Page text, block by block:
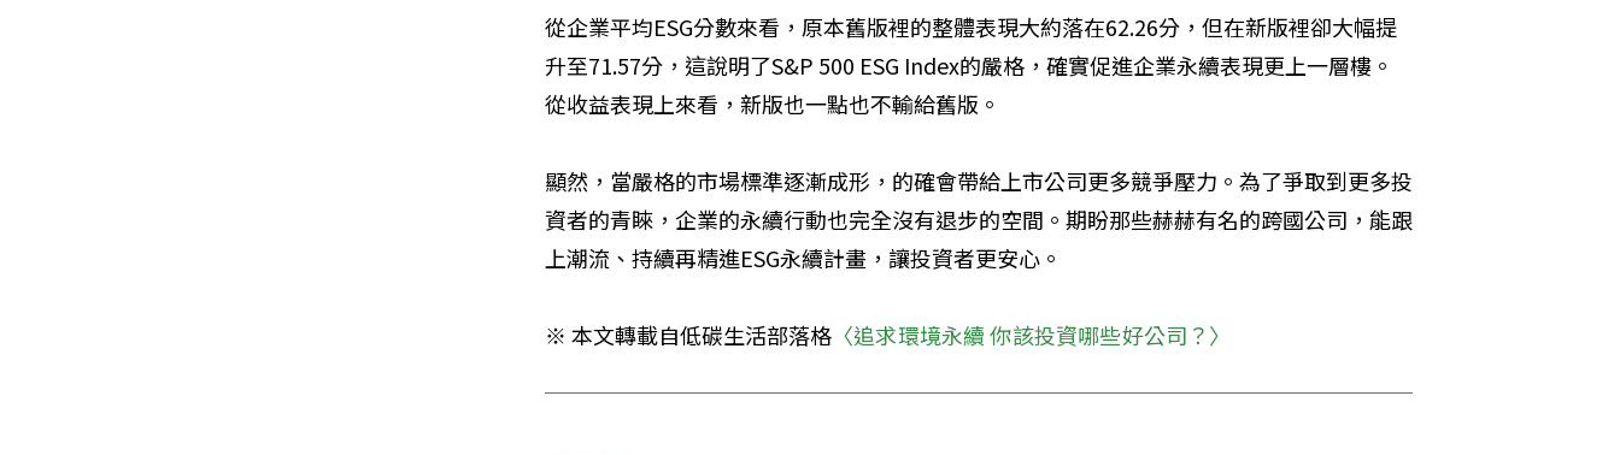
從企業平均ESG分數來看，原本舊版裡的整體表現大約落在62.26分，但在新版裡卻大幅提
升至71.57分，這說明了S&P 500 ESG Index的嚴格，確實促進企業永續表現更上一層樓。
從收益表現上來看，新版也一點也不輸給舊版。
顯然，當嚴格的市場標準逐漸成形，的確會帶給上市公司更多競爭壓力。為了爭取到更多投
資者的青睞，企業的永續行動也完全沒有退步的空間。期盼那些赫赫有名的跨國公司，能跟
上潮流、持續再精進ESG永續計畫，讓投資者更安心。
※ 本文轉載自低碳生活部落格 〈追求環境永續 你該投資哪些好公司？〉